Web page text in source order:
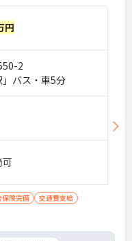
円
2
」バス・車5分
保険完備
交通費支給